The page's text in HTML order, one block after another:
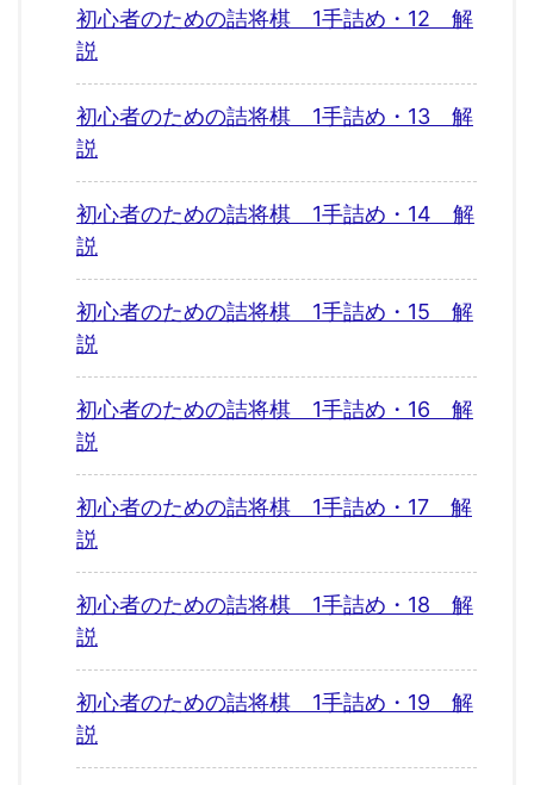
初心者のための詰将棋 1手詰め・12 解
説
初心者のための詰将棋 1手詰め・13 解
説
初心者のための詰将棋 1手詰め・14 解
説
初心者のための詰将棋 1手詰め・15 解
説
初心者のための詰将棋 1手詰め・16 解
説
初心者のための詰将棋 1手詰め・17 解
説
初心者のための詰将棋 1手詰め・18 解
説
初心者のための詰将棋 1手詰め・19 解
説